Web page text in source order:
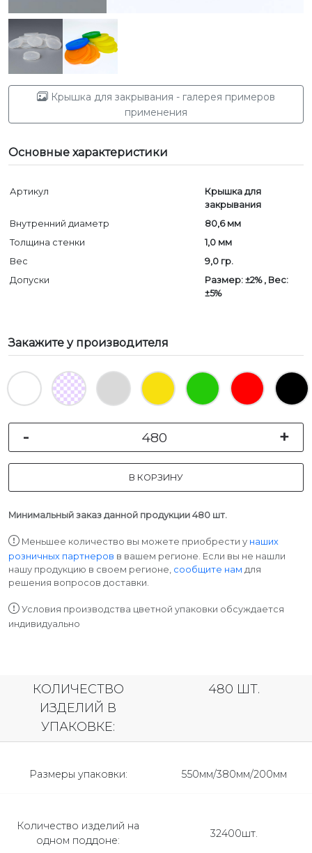
Крышка для закрывания - галерея примеров
применения
Основные характеристики
Артикул
Крышка для
закрывания
Внутренний диаметр
80,6 мм
Толщина стенки
1,0 мм
Вес
9,0 гр.
Допуски
Размер: ±2% , Вес:
±5%
Закажите у производителя
- +
В КОРЗИНУ
Минимальный заказ данной продукции 480 шт.
Меньшее количество вы можете приобрести у наших
розничных партнеров в вашем регионе. Если вы не нашли
нашу продукцию в своем регионе, сообщите нам для
решения вопросов доставки.
Условия производства цветной упаковки обсуждается
индивидуально
КОЛИЧЕСТВО
ИЗДЕЛИЙ В
УПАКОВКЕ:
480 ШТ.
Размеры упаковки: 550мм/380мм/200мм
Количество изделий на
одном поддоне:
32400шт.